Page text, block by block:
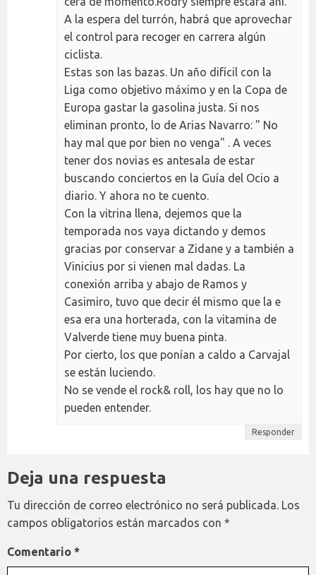
A la espera del turrón, habrá que aprovechar
el control para recoger en carrera algún
ciclista.
Estas son las bazas. Un año difícil con la
Liga como objetivo máximo y en la Copa de
Europa gastar la gasolina justa. Si nos
eliminan pronto, lo de Arias Navarro: " No
hay mal que por bien no venga" . A veces
tener dos novias es antesala de estar
buscando conciertos en la Guía del Ocio a
diario. Y ahora no te cuento.
Con la vitrina llena, dejemos que la
temporada nos vaya dictando y demos
gracias por conservar a Zidane y a también a
Vinicius por si vienen mal dadas. La
conexión arriba y abajo de Ramos y
Casimiro, tuvo que decir él mismo que la e
esa era una horterada, con la vitamina de
Valverde tiene muy buena pinta.
Por cierto, los que ponían a caldo a Carvajal
se están luciendo.
No se vende el rock& roll, los hay que no lo
pueden entender.
Responder
Deja una respuesta
Tu dirección de correo electrónico no será publicada. Los
campos obligatorios están marcados con *
Comentario *